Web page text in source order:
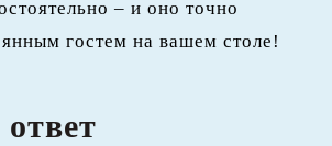
– и оно точно
гостем на вашем столе!